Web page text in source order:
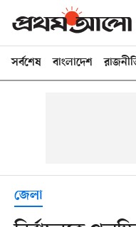
সর্বশেষ বাংলাদেশ
জেলা